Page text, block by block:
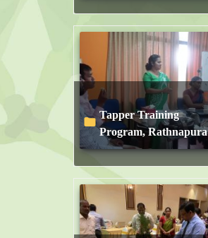
Tapper Training
Program, Rathnapura